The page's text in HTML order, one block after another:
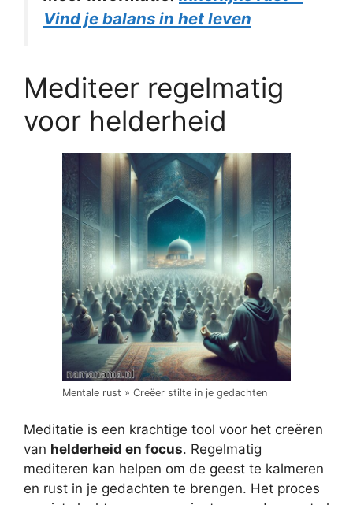
Vind je balans in het leven
Mediteer regelmatig
voor helderheid
Mentale rust » Creëer stilte in je gedachten
Meditatie is een krachtige tool voor het creëren
van helderheid en focus. Regelmatig
mediteren kan helpen om de geest te kalmeren
en rust in je gedachten te brengen. Het proces